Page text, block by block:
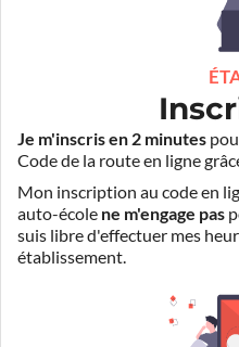
Je m'inscris en 2 minutes
Code de la route en ligne
Mon inscription au code en
auto-école ne m'engage pas
suis libre d'effectuer mes
établissement.